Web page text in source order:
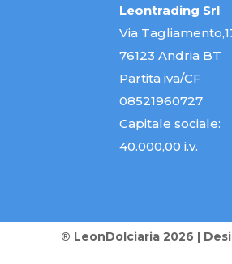
Leontrading Srl
Via
76123 Andria BT
Partita iva/CF
08521960727
Capitale sociale:
40.000,00 i.v.
® LeonDolciaria 2026 |